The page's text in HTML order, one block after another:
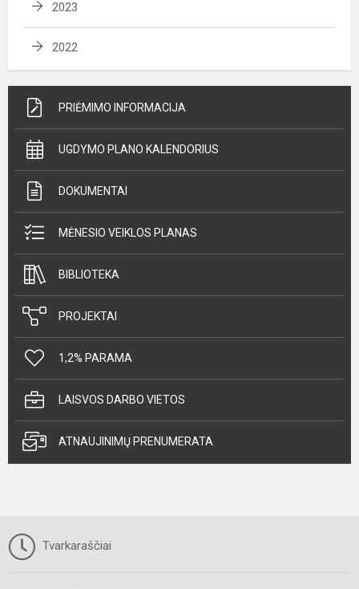
2023
2022
PRIĖMIMO INFORMACIJA
UGDYMO PLANO KALENDORIUS
DOKUMENTAI
MĖNESIO VEIKLOS PLANAS
BIBLIOTEKA
PROJEKTAI
1,2% PARAMA
LAISVOS DARBO VIETOS
ATNAUJINIMŲ PRENUMERATA
Tvarkaraščiai